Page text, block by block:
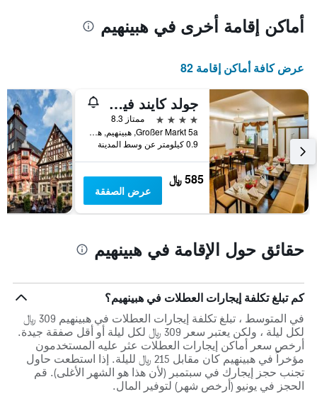
أماكن إقامة أخرى في هبينهيم
عرض كافة أماكن إقامة 82
جولد كايند فين وون آند شلافستوبين
4 نجوم
ممتاز 8.3
Großer Markt 5a, هبينهيم, هسه, ألمانيا
0.9 كيلومتر عن وسط المدينة
585 ﷼
عرض الصفقة
حقائق حول الإقامة في هبينهيم
كم تبلغ تكلفة إيجارات العطلات في هبينهيم؟
في المتوسط ، تبلغ تكلفة إيجارات العطلات في هبينهيم 309 ﷼
لكل ليلة ، ولكن يعتبر سعر 309 ﷼ لكل ليلة أو أقل صفقة جيدة.
أرخص سعر أماكن إيجارات العطلات عثر عليه المستخدمون
مؤخراً في هبينهيم كان مقابل 215 ﷼ لليلة. إذا استطعت حاول
تجنب حجز إيجارك في سبتمبر (لأن هذا هو الشهر الأغلى). قم
الحجز في يونيو (أرخص شهر) لتوفير المال.